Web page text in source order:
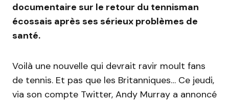
documentaire sur le retour du tennisman
écossais après ses sérieux problèmes de
santé.
Voilà une nouvelle qui devrait ravir moult fans
de tennis. Et pas que les Britanniques… Ce jeudi,
via son compte Twitter, Andy Murray a annoncé